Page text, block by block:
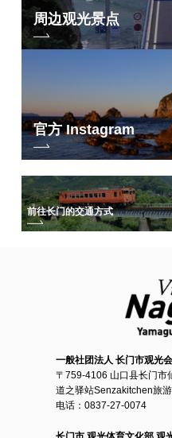
周边观光景点
官方 Instagram
前往长门的交通方式
一般社团法人 长门市观光
〒759-4106 山口县长门市
道之驿站Senzakitchen旅
电话：0837-27-0074